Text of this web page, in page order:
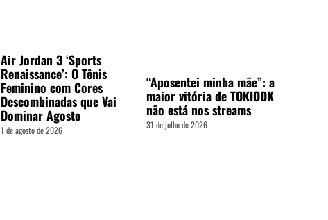
Air Jordan 3 ‘Sports
Renaissance’: O Tênis
Feminino com Cores
Descombinadas que Vai
Dominar Agosto
1 de agosto de 2026
“Aposentei minha mãe”: a
maior vitória de TOKIODK
não está nos streams
31 de julho de 2026